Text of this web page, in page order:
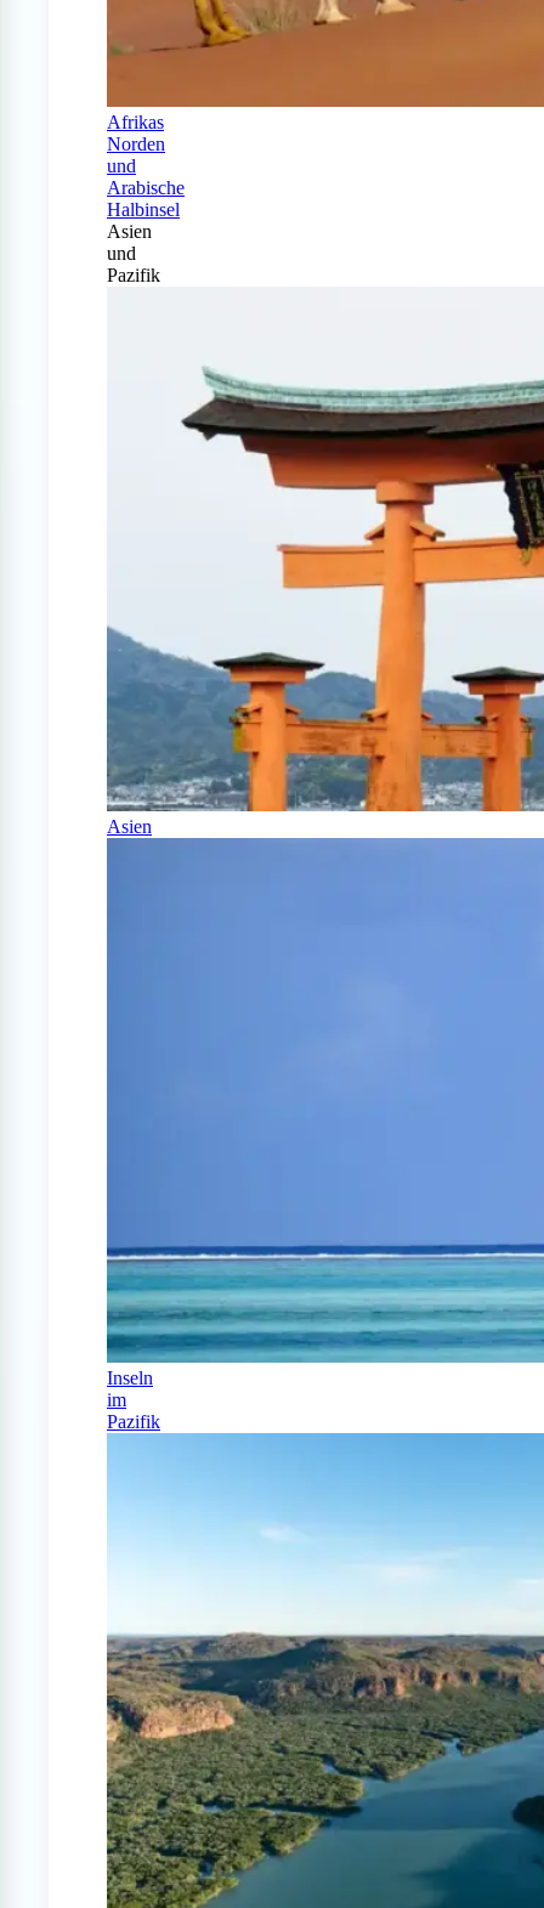
Afrikas
Norden
und
Arabische
Halbinsel
Asien
und
Pazifik
Asien
Inseln
im
Pazifik